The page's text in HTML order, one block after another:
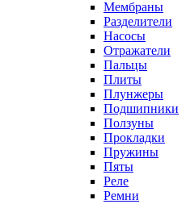
Мембраны
Разделители
Насосы
Отражатели
Пальцы
Плиты
Плунжеры
Подшипники
Ползуны
Прокладки
Пружины
Пяты
Реле
Ремни